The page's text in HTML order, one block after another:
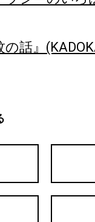
話』